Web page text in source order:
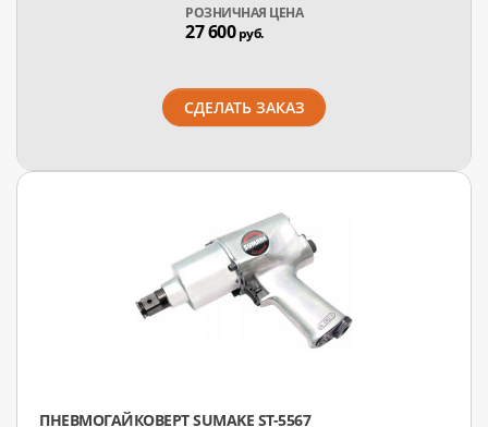
РОЗНИЧНАЯ ЦЕНА
27 600руб.
СДЕЛАТЬ ЗАКАЗ
ПНЕВМОГАЙКОВЕРТ SUMAKE ST-5567